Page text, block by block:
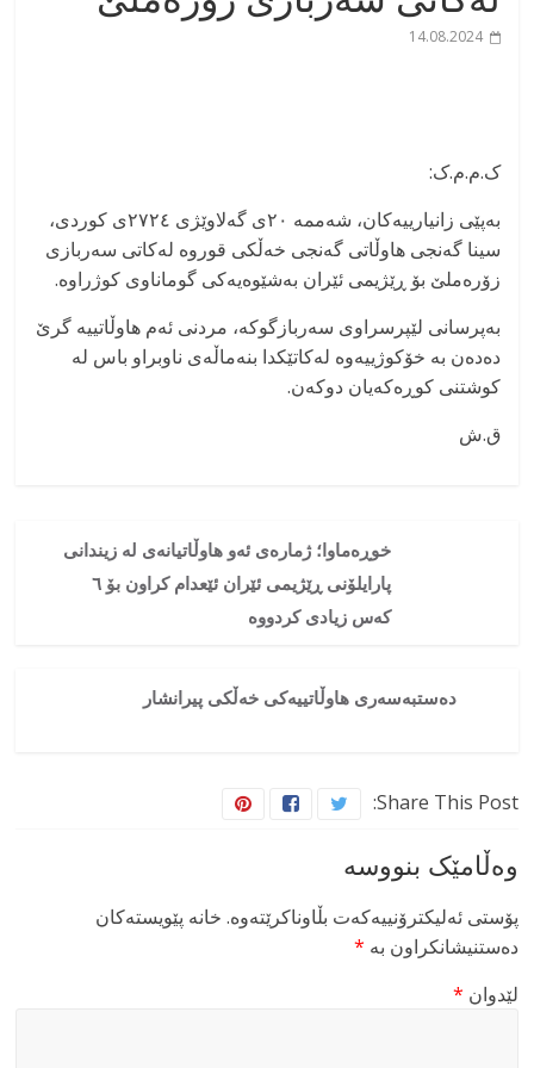
14.08.2024
ک.م.م.ک:
بەپێی زانیارییەکان، شەممە ٢٠ی گەلاوێژی ٢٧٢٤ی کوردی،
سینا گەنجی هاوڵاتی گەنجی خەڵکی قوروە لەکاتی سەربازی
زۆرەملێ بۆ ڕێژیمی ئێران بەشێوەیەکی گوماناوی کوژراوە.
بەپرسانی لێپرسراوی سەربازگوکە، مردنی ئەم هاوڵاتییە گرێ
دەدەن بە خۆکوژییەوە لەکاتێکدا بنەماڵەی ناوبراو باس لە
کوشتنی کوڕەکەیان دوکەن.
ق.ش
خوڕەماوا؛ ژمارەی ئەو هاوڵاتیانەی لە زیندانی
پارایلۆنی ڕێژیمی ئێران ئێعدام کراون بۆ ٦
کەس زیادی کردووە
دەستبەسەری هاوڵاتییەکی خەڵکی پیرانشار
Share This Post:
وەڵامێک بنووسە
پۆستی ئەلیکترۆنییەکەت بڵاوناکرێتەوە. خانە پێویستەکان
دەستنیشانکراون بە *
لێدوان *